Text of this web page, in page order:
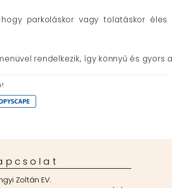
parkoláskor vagy tolatáskor
rendelkezik, így könnyű és gyors
Zoltán EV.